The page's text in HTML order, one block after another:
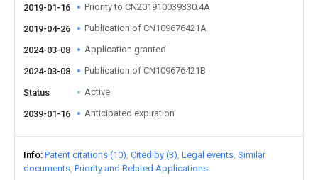
2019-01-16
Priority to CN201910039330.4A
2019-04-26 Publication of CN109676421A
2024-03-08 Application granted
2024-03-08 Publication of CN109676421B
Status Active
2039-01-16 Anticipated expiration
Info Patent citations (10) Cited by (3) Legal events Similar
documents Priority and Related Applications